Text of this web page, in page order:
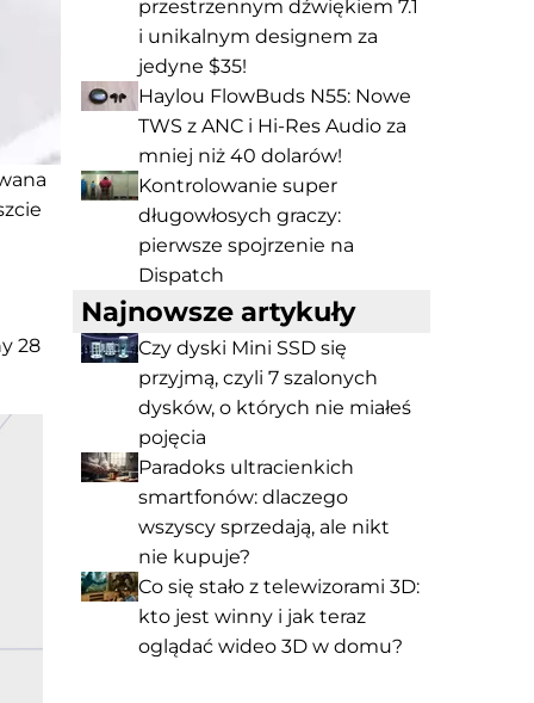
28
przestrzennym dźwiękiem 7.1
i unikalnym designem za
jedyne $35!
Haylou FlowBuds N55: Nowe
TWS z ANC i Hi-Res Audio za
mniej niż 40 dolarów!
Kontrolowanie super
długowłosych graczy:
pierwsze spojrzenie na
Dispatch
Najnowsze artykuły
Czy dyski Mini SSD się
przyjmą, czyli 7 szalonych
dysków, o których nie miałeś
pojęcia
Paradoks ultracienkich
smartfonów: dlaczego
wszyscy sprzedają, ale nikt
nie kupuje?
Co się stało z telewizorami 3D:
kto jest winny i jak teraz
oglądać wideo 3D w domu?